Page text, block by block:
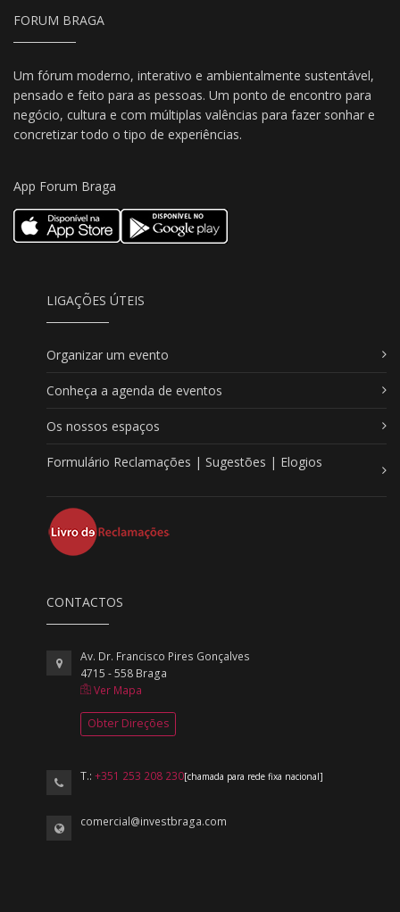
FORUM BRAGA
Um fórum moderno, interativo e ambientalmente sustentável,
pensado e feito para as pessoas. Um ponto de encontro para
negócio, cultura e com múltiplas valências para fazer sonhar e
concretizar todo o tipo de experiências.
App Forum Braga
LIGAÇÕES ÚTEIS
Organizar um evento
Conheça a agenda de eventos
Os nossos espaços
Formulário Reclamações | Sugestões | Elogios
CONTACTOS
Av. Dr. Francisco Pires Gonçalves
4715 - 558 Braga
Ver Mapa
Obter Direções
T.:+351 253 208 230[chamada para rede fixa nacional]
comercial@investbraga.com